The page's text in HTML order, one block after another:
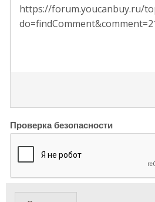
https://forum.youcanbuy.ru/
Проверка безопасности